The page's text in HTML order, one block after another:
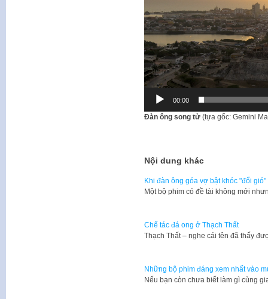
00:00
Đàn ông song tử(tựa gốc: Gemini
Nội dung khác
Khi đàn ông góa vợ bật khóc "đổi gió"
​Một bộ phim có đề tài không mới
Chế tác đá ong ở Thạch Thất
Thạch Thất – nghe cái tên đã thấy
Những bộ phim đáng xem nhất vào
​Nếu bạn còn chưa biết làm gì cùng